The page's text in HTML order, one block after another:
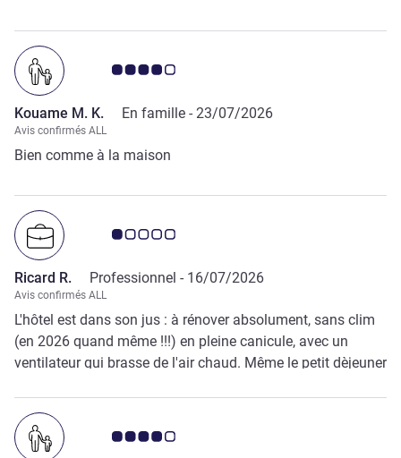
Note Avis clients 4.0/5
Kouame M. K. En famille - 23/07/2026
Avis confirmés ALL
Bien comme à la maison
Note Avis clients 1.0/5
Ricard R. Professionnel - 16/07/2026
Avis confirmés ALL
L'hôtel est dans son jus : à rénover absolument, sans clim
(en 2026 quand même !!!) en pleine canicule, avec un
ventilateur qui brasse de l'air chaud. Même le petit dèjeuner
je crois que vous ne me verrez plus. Sauf peut être si vous
le rénovez et que vous releviez le niveau coté petit dèj.
Note Avis clients 4.0/5